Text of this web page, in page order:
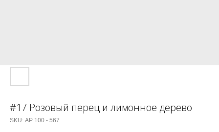
#17 Розовый перец и лимонное дерево
SKU: АР 100 - 567